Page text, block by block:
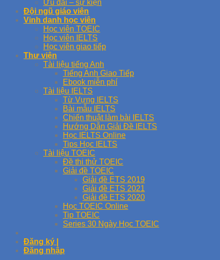
Ưu đãi – sự kiện
Đội ngũ giáo viên
Vinh danh học viên
Học viên TOEIC
Học viên IELTS
Học viên giao tiếp
Thư viện
Tài liệu tiếng Anh
Tiếng Anh Giao Tiếp
Ebook miễn phí
Tài liệu IELTS
Từ Vựng IELTS
Bài mẫu IELTS
Chiến thuật làm bài IELTS
Hướng Dẫn Giải Đề IELTS
Học IELTS Online
Tips Học IELTS
Tài liệu TOEIC
Đề thi thử TOEIC
Giải đề TOEIC
Giải đề ETS 2019
Giải đề ETS 2021
Giải đề ETS 2020
Học TOEIC Online
Tip TOEIC
Series 30 Ngày Học TOEIC
Đăng ký |
Đăng nhập